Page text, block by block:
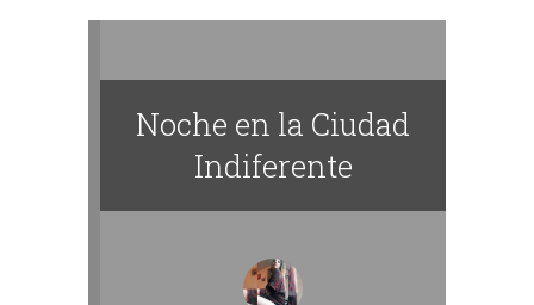
Noche en la Ciudad
Indiferente